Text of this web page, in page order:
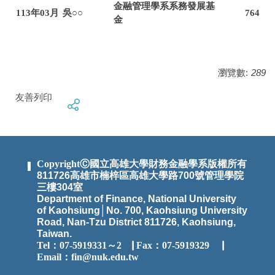
113年03月 吳○○
金融管理學系系務發展基
金
764
瀏覽數: 289
友善列印
CopyrightⒸ國立高雄大學財務金融學系版權所有
811726高雄市楠梓區高雄大學路700號管理學院
三樓304室
Department of Finance, National University
of Kaohsiung│No. 700, Kaohsiung University
Road, Nan-Tzu District 811726, Kaohsiung,
Taiwan.
Tel：07-5919331～2
Fax：07-5919329 ▕
Email： fin@nuk.edu.tw